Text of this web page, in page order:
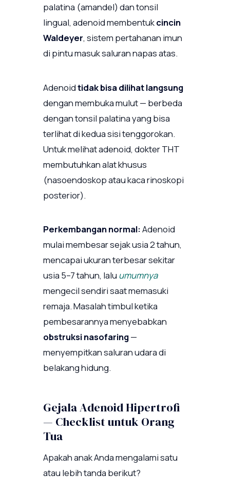
palatina (amandel) dan tonsil
lingual, adenoid membentukcincin
Waldeyer, sistem pertahanan imun
di pintu masuk saluran napas atas.
Adenoidtidak bisa dilihat langsung
dengan membuka mulut — berbeda
dengan tonsil palatina yang bisa
terlihat di kedua sisi tenggorokan.
Untuk melihat adenoid, dokter THT
membutuhkan alat khusus
(nasoendoskop atau kaca rinoskopi
posterior).
Perkembangan normal:Adenoid
mulai membesar sejak usia 2 tahun,
mencapai ukuran terbesar sekitar
usia 5–7 tahun, lalu umumnya
mengecil sendiri saat memasuki
remaja. Masalah timbul ketika
pembesarannya menyebabkan
obstruksi nasofaring—
menyempitkan saluran udara di
belakang hidung.
Gejala Adenoid Hipertrofi
— Checklist untuk Orang
Tua
Apakah anak Anda mengalami satu
atau lebih tanda berikut?